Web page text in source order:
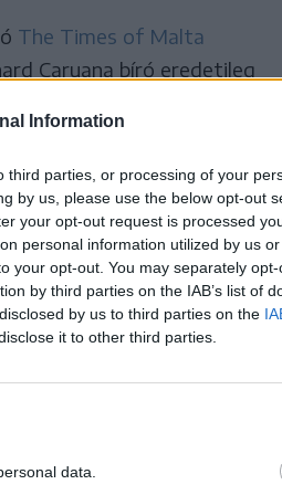
Information
parties, or processing of your
by us, please use the below opt-out
your opt-out request is processed
personal information utilized by us
your opt-out. You may separately
by third parties on the IAB’s list of
by us to third parties on the
it to other third parties.
data.
The Times of Malta
Caruana bíró eredetileg
ha
felemlegetée
áldozata. Ezt a döntést
a bíráknak,